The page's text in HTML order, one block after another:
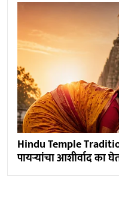
Hindu Temple
पायऱ्यांचा आशीर्वाद का